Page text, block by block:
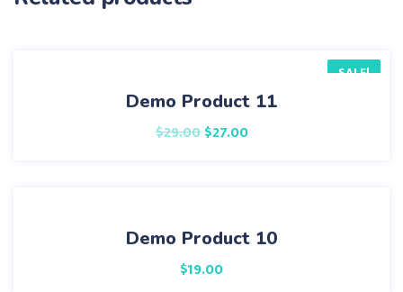
SALE!
Demo Product 11
$29.00 $27.00
Demo Product 10
$19.00